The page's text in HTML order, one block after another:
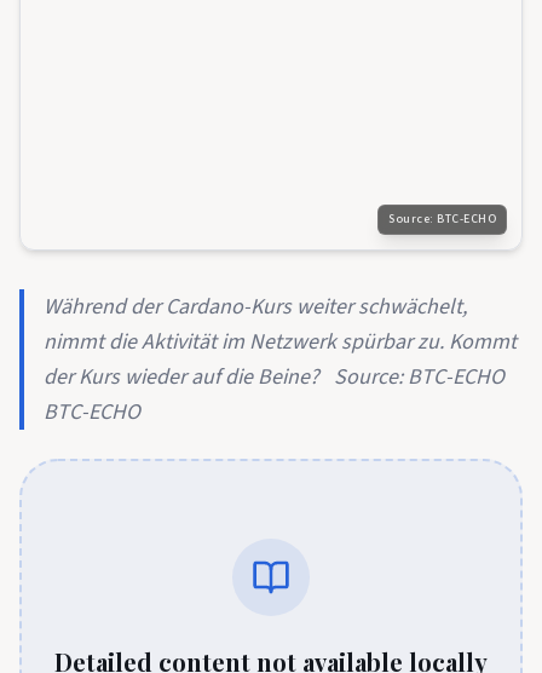
Source: BTC-ECHO
Während der Cardano-Kurs weiter schwächelt,
nimmt die Aktivität im Netzwerk spürbar zu. Kommt
der Kurs wieder auf die Beine? Source: BTC-ECHO
BTC-ECHO
Detailed content not available locally